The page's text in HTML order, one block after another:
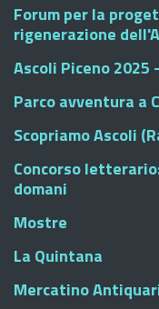
Forum per la
rigenerazione
Ascoli Piceno
Parco avventura a
Scopriamo Ascoli
Concorso
domani
Mostre
La Quintana
Mercatino